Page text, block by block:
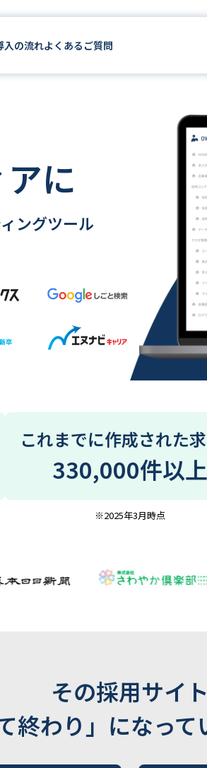
入の流れよくあるご質問
に
ングツール
これまでに作成された
330,000件以上
※2025年3月時点
その採用サイト
終わり」になっ